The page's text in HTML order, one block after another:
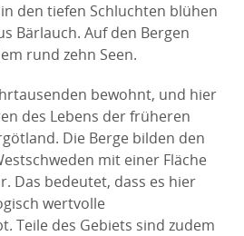
den tiefen Schluchten blühen
Bärlauch. Auf den Bergen
rund zehn Seen.
bewohnt, und hier
des Lebens der früheren
Die Berge bilden den
mit einer Fläche
Das bedeutet, dass es hier
wertvolle
Teile des Gebiets sind zudem